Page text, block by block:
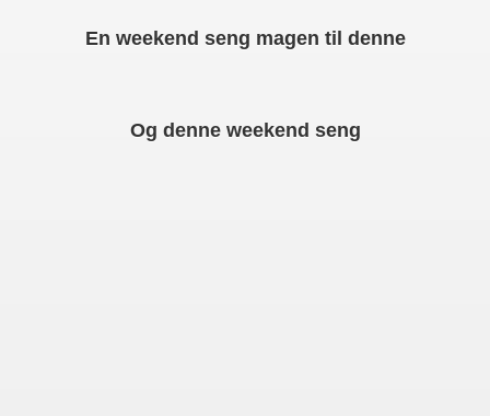
En weekend seng magen til denne
Og denne weekend seng